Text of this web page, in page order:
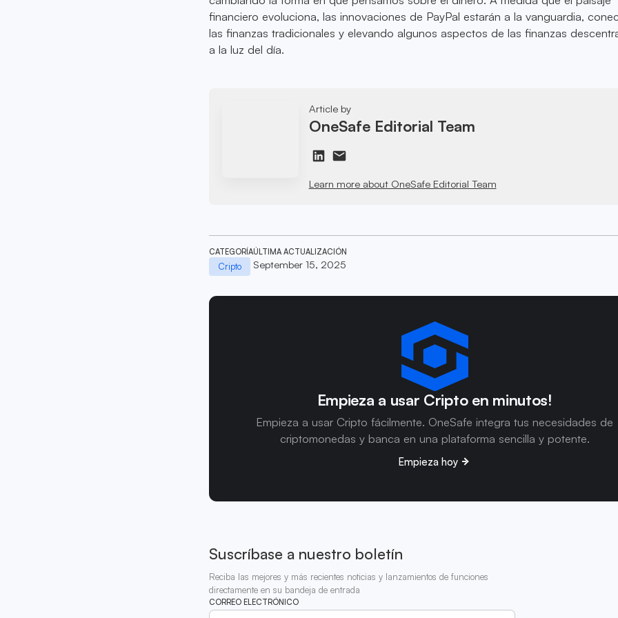
financiero evoluciona, las innovaciones de PayPal estarán a la vanguardia,
las finanzas tradicionales y elevando algunos aspectos de las finanzas
a la luz del día.
Article by
OneSafe Editorial Team
Learn more about OneSafe Editorial Team
CATEGORÍA
Cripto
ÚLTIMA ACTUALIZACIÓN
September 15, 2025
Empieza a usar Cripto en minutos!
Empieza a usar Cripto fácilmente. OneSafe integra tus necesidades de
criptomonedas y banca en una plataforma sencilla y potente.
Empieza hoy
Suscríbase a nuestro boletín
Reciba las mejores y más recientes noticias y lanzamientos de funciones
directamente en su bandeja de entrada
CORREO ELECTRÓNICO